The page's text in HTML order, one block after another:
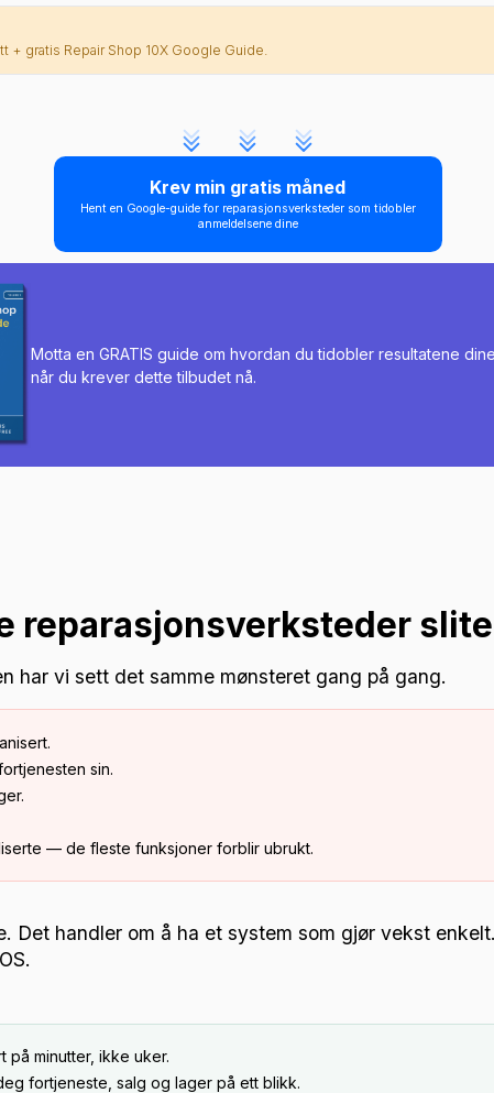
+ gratis Repair Shop 10X Google Guide.
Krev min gratis måned
Hent en Google-guide for reparasjonsverksteder som tidobler
anmeldelsene dine
Motta en GRATIS guide om hvordan du tidobler resultatene
når du krever dette tilbudet nå.
reparasjonsverksteder
har vi sett det samme mønsteret gang på gang.
sin.
— de fleste funksjoner forblir ubrukt.
Det handler om å ha et system som gjør vekst enkelt.
minutter, ikke uker.
fortjeneste, salg og lager på ett blikk.